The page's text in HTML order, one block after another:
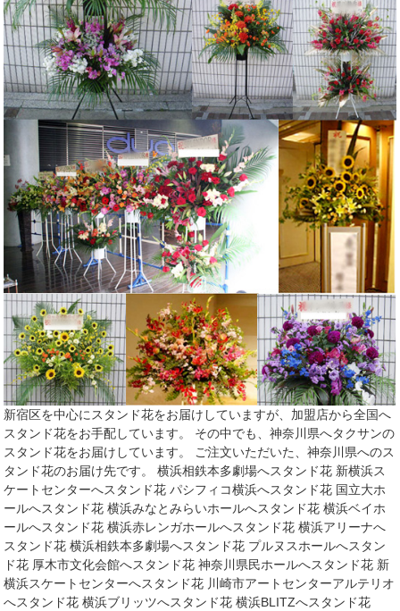
新宿区を中心にスタンド花をお届けしていますが、加盟店から全国へ
スタンド花をお手配しています。 その中でも、神奈川県へタクサンの
スタンド花をお届けしています。 ご注文いただいた、神奈川県へのス
タンド花のお届け先です。 横浜相鉄本多劇場へスタンド花 新横浜ス
ケートセンターへスタンド花 パシフィコ横浜へスタンド花 国立大ホ
ールへスタンド花 横浜みなとみらいホールへスタンド花 横浜ベイホ
ールへスタンド花 横浜赤レンガホールへスタンド花 横浜アリーナへ
スタンド花 横浜相鉄本多劇場へスタンド花 プルヌスホールへスタン
ド花 厚木市文化会館へスタンド花 神奈川県民ホールへスタンド花 新
横浜スケートセンターへスタンド花 川崎市アートセンターアルテリオ
へスタンド花 横浜ブリッツへスタンド花 横浜BLITZへスタンド花